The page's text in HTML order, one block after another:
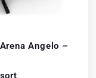
Angelo –